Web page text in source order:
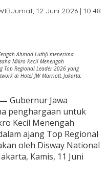
Jumat, 12 Juni 2026 | 10:48
Ahmad Luthfi menerima
Mikro Kecil Menengah
Top Regional Leader 2026 yang
di Hotel JW Marriott, Jakarta,
— Gubernur Jawa
penghargaan untuk
Kecil Menengah
ajang Top Regional
oleh Disway National
Kamis, 11 Juni